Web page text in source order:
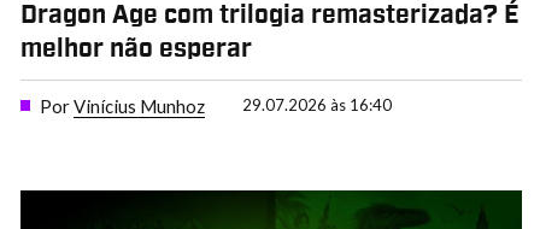
Dragon Age com trilogia remasterizada? É
melhor não esperar
PorVinícius Munhoz 29.07.2026 às 16:40